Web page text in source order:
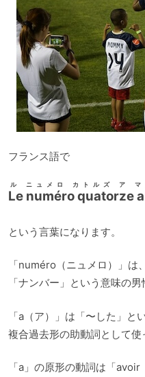
フランス語で
Le numéro quatorze
ル ニュメロ カトルズ ア
という言葉になります。
「numéro（ニュメロ）」は
「ナンバー」という意味の男
「a（ア）」は「〜した」
複合過去形の助動詞として使
「a」の原形の動詞は「avoir